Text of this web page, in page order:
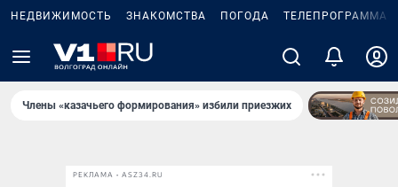
НЕДВИЖИМОСТЬ ЗНАКОМСТВА ПОГОДА ТЕЛЕПРОГРАММА
Члены «казачьего формирования» избили приезжих
РЕКЛАМА • ASZ34.RU